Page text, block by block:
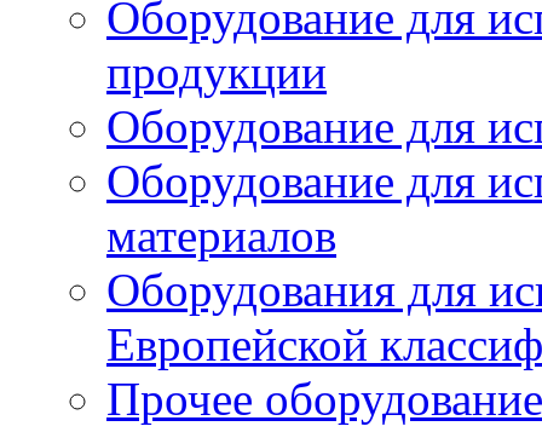
Оборудование для
продукции
Оборудование для
Оборудование для
материалов
Оборудования для
Европейской
Прочее оборудование